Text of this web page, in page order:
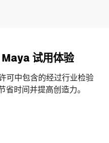
试用体验
可中包含的经过行业检验
时间并提高创造力。